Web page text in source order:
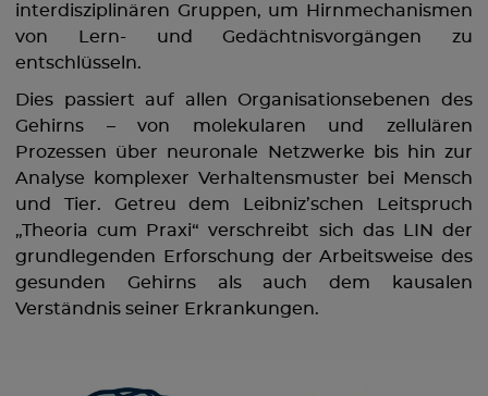
interdisziplinären Gruppen, um Hirnmechanismen
von Lern- und Gedächtnisvorgängen zu
entschlüsseln.
Dies passiert auf allen Organisationsebenen des
Gehirns – von molekularen und zellulären
Prozessen über neuronale Netzwerke bis hin zur
Analyse komplexer Verhaltensmuster bei Mensch
und Tier. Getreu dem Leibniz’schen Leitspruch
„Theoria cum Praxi“ verschreibt sich das LIN der
grundlegenden Erforschung der Arbeitsweise des
gesunden Gehirns als auch dem kausalen
Verständnis seiner Erkrankungen.